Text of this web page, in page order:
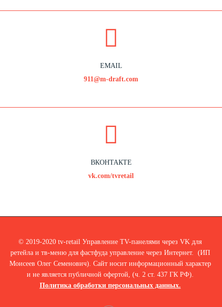
EMAIL
911@m-draft.com
ВКОНТАКТЕ
vk.com/tvretail
© 2019-2020 tv-retail Управление TV-панелями через VK для
ретейла и тв-меню для фастфуда управление через Интернет. (ИП
Моисеев Олег Семенович). Сайт носит информационный характер
и не является публичной офертой, (ч. 2 ст. 437 ГК РФ).
Политика обработки персональных данных.